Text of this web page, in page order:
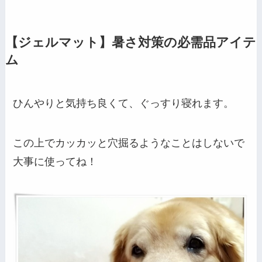
【ジェルマット】暑さ対策の必需品アイテ
ム
ひんやりと気持ち良くて、ぐっすり寝れます。
この上でカッカッと穴掘るようなことはしないで
大事に使ってね！